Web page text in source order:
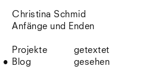
Christina Schmid
Anfänge und Enden
Projekte
Blog
getextet
gesehen